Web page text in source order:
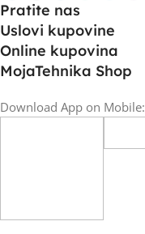
Pratite nas
Uslovi kupovine
Online kupovina
MojaTehnika Shop
Download App on Mobile: